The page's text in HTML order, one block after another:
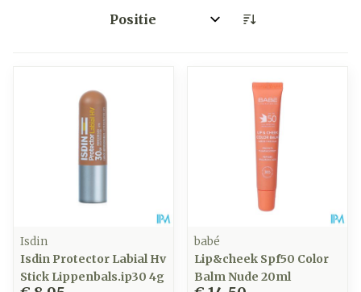
Sorteer op:
Isdin
Isdin Protector Labial Hv
Stick Lippenbals.ip30 4g
babé
Lip&cheek Spf50 Color
Balm Nude 20ml